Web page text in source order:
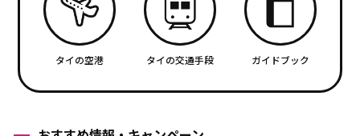
タイの空港 タイの交通手段 ガイドブック